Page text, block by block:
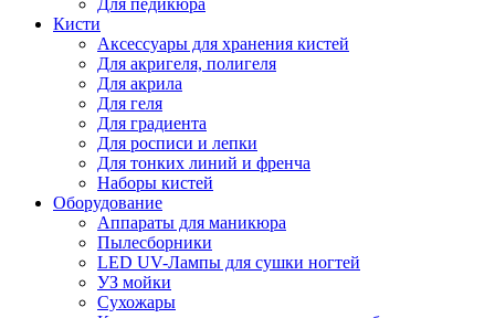
Для педикюра
Кисти
Аксессуары для хранения кистей
Для акригеля, полигеля
Для акрила
Для геля
Для градиента
Для росписи и лепки
Для тонких линий и френча
Наборы кистей
Оборудование
Аппараты для маникюра
Пылесборники
LED UV-Лампы для сушки ногтей
УЗ мойки
Сухожары